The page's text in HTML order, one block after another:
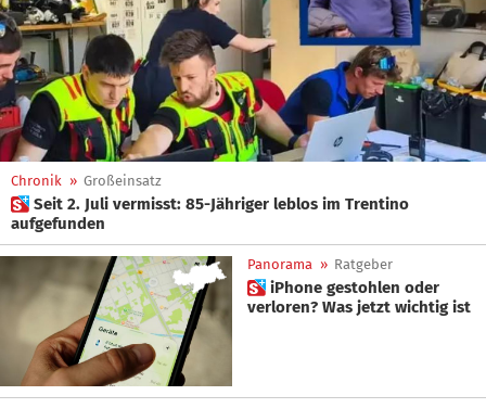
Chronik » Großeinsatz
 Seit 2. Juli vermisst: 85-Jähriger leblos im Trentino
aufgefunden
Panorama » Ratgeber
 iPhone gestohlen oder
verloren? Was jetzt wichtig ist